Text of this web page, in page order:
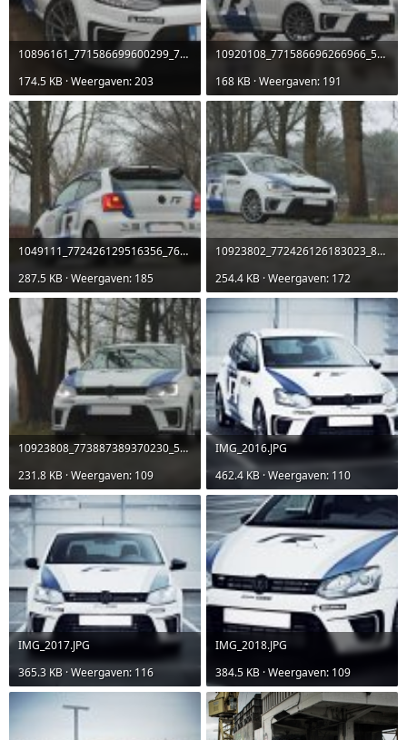
10896161_771586699600299_7008157888844462371_o.jpg
174.5 KB · Weergaven: 203
10920108_771586696266966_5597451965578892115_o.jpg
168 KB · Weergaven: 191
1049111_772426129516356_764663590003054143_o.jpg
287.5 KB · Weergaven: 185
10923802_772426126183023_8506783959714097158_o.jpg
254.4 KB · Weergaven: 172
10923808_773887389370230_560231295068376714_o.jpg
231.8 KB · Weergaven: 109
IMG_2016.JPG
462.4 KB · Weergaven: 110
IMG_2017.JPG
365.3 KB · Weergaven: 116
IMG_2018.JPG
384.5 KB · Weergaven: 109